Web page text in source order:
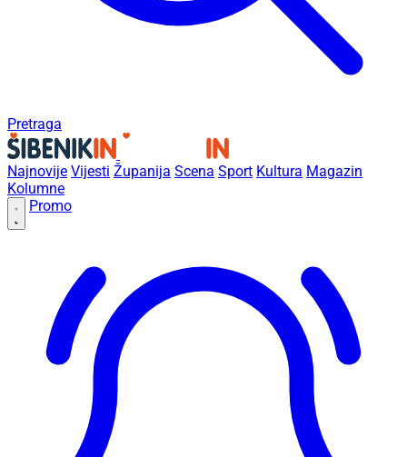
Pretraga
Najnovije Vijesti Županija Scena Sport Kultura Magazin
Kolumne
Promo